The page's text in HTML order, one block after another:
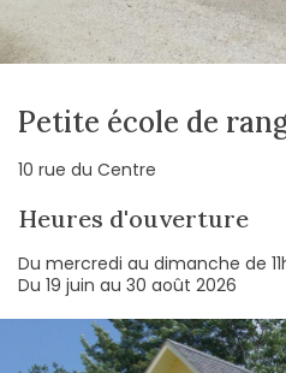
Petite école de
10 rue du Centre
Heures d'ouverture
Du mercredi au dimanche de
Du 19 juin au 30 août 2026